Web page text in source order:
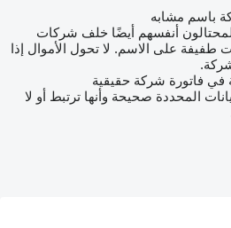
باسم مشابه
أنفسهم أيضًا خلف شركات
طفيفة على الاسم. لا تحول الأموال إذا
في فاتورة شركة حقيقية
المحددة صحيحة وأنها ترتبط أو لا